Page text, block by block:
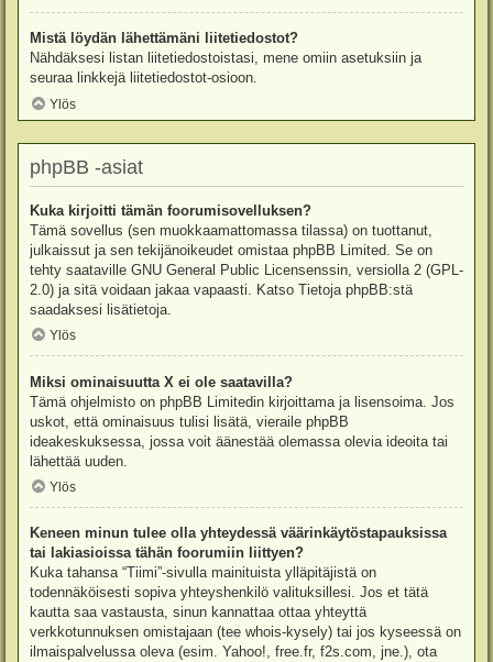
Mistä löydän lähettämäni liitetiedostot?
Nähdäksesi listan liitetiedostoistasi, mene omiin asetuksiin ja
seuraa linkkejä liitetiedostot-osioon.
Ylös
phpBB -asiat
Kuka kirjoitti tämän foorumisovelluksen?
Tämä sovellus (sen muokkaamattomassa tilassa) on tuottanut,
julkaissut ja sen tekijänoikeudet omistaa phpBB Limited . Se on
tehty saataville GNU General Public Licensenssin, versiolla 2 (GPL-
2.0) ja sitä voidaan jakaa vapaasti. Katso Tietoja phpBB:stä
saadaksesi lisätietoja.
Ylös
Miksi ominaisuutta X ei ole saatavilla?
Tämä ohjelmisto on phpBB Limitedin kirjoittama ja lisensoima. Jos
uskot, että ominaisuus tulisi lisätä, vieraile phpBB
ideakeskuksessa , jossa voit äänestää olemassa olevia ideoita tai
lähettää uuden.
Ylös
Keneen minun tulee olla yhteydessä väärinkäytöstapauksissa
tai lakiasioissa tähän foorumiin liittyen?
Kuka tahansa “Tiimi”-sivulla mainituista ylläpitäjistä on
todennäköisesti sopiva yhteyshenkilö valituksillesi. Jos et tätä
kautta saa vastausta, sinun kannattaa ottaa yhteyttä
verkkotunnuksen omistajaan (tee whois-kysely) tai jos kyseessä on
ilmaispalvelussa oleva (esim. Yahoo!, free.fr, f2s.com, jne.), ota